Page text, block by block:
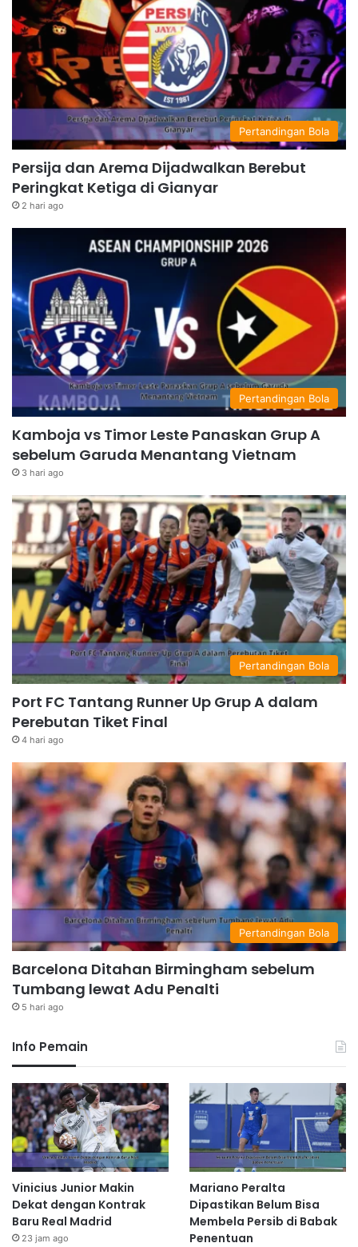
Pertandingan Bola
Persija dan Arema Dijadwalkan Berebut
Peringkat Ketiga di Gianyar
2 hari ago
Pertandingan Bola
Kamboja vs Timor Leste Panaskan Grup A
sebelum Garuda Menantang Vietnam
3 hari ago
Pertandingan Bola
Port FC Tantang Runner Up Grup A dalam
Perebutan Tiket Final
4 hari ago
Pertandingan Bola
Barcelona Ditahan Birmingham sebelum
Tumbang lewat Adu Penalti
5 hari ago
Info Pemain
Vinicius Junior Makin
Dekat dengan Kontrak
Baru Real Madrid
23 jam ago
Mariano Peralta
Dipastikan Belum Bisa
Membela Persib di Babak
Penentuan